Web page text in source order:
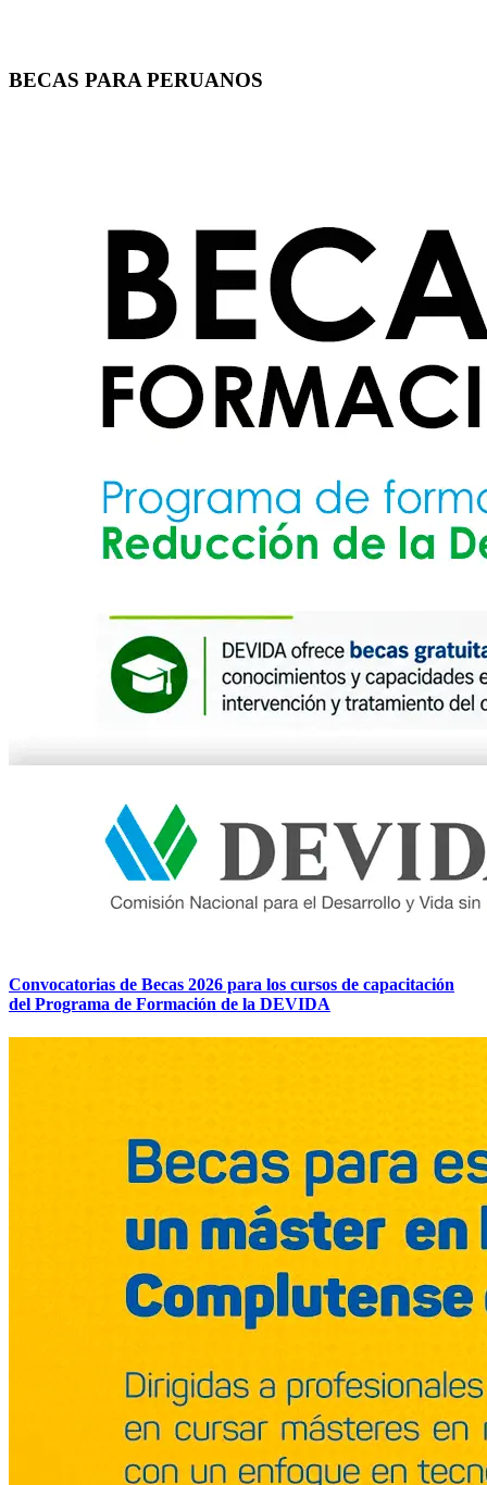
BECAS PARA PERUANOS
Convocatorias de Becas 2026 para los cursos de capacitación
del Programa de Formación de la DEVIDA